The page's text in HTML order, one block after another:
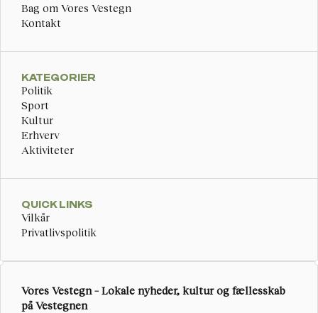
Bag om Vores Vestegn
Kontakt
KATEGORIER
Politik
Sport
Kultur
Erhverv
Aktiviteter
QUICK LINKS
Vilkår
Privatlivspolitik
Vores Vestegn – Lokale nyheder, kultur og fællesskab
på Vestegnen